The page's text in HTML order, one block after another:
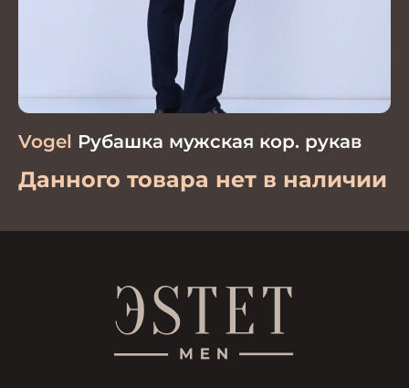
Vogel Рубашка мужская кор. рукав
Данного товара нет в наличии